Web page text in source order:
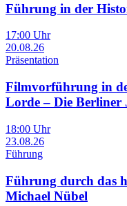
Führung in der
17:00 Uhr
20.08.26
Präsentation
Filmvorführung in
Lorde – Die Berliner
18:00 Uhr
23.08.26
Führung
Führung durch das
Michael Nübel